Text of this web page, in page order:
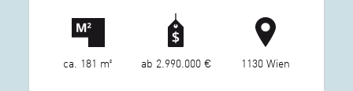
ca. 181 m² ab 2.990.000 € 1130 Wien